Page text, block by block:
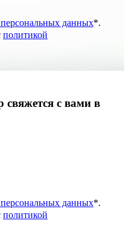
персональных данных*.
политикой
свяжется с вами в
персональных данных*.
политикой